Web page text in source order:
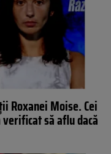
Roxanei Moise. Cei
să aflu dacă